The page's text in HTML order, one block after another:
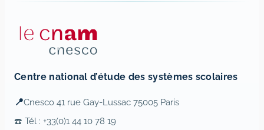
Centre national d’étude des systèmes scolaires
📍Cnesco 41 rue Gay-Lussac 75005 Paris
☎️ Tél : +33(0)1 44 10 78 19